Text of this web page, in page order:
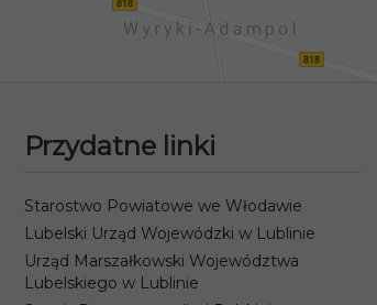
Przydatne linki
Starostwo Powiatowe we Włodawie
Lubelski Urząd Wojewódzki w Lublinie
Urząd Marszałkowski Województwa
Lubelskiego w Lublinie